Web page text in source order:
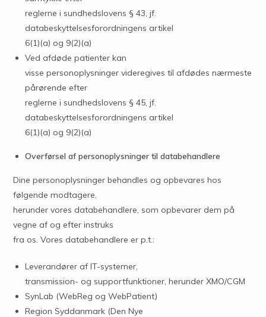
reglerne i sundhedslovens § 43, jf.
databeskyttelsesforordningens artikel
6(1)(a) og 9(2)(a)
Ved afdøde patienter kan
visse personoplysninger videregives til afdødes nærmeste
pårørende efter
reglerne i sundhedslovens § 45, jf.
databeskyttelsesforordningens artikel
6(1)(a) og 9(2)(a)
Overførsel af personoplysninger til databehandlere
Dine personoplysninger behandles og opbevares hos
følgende modtagere,
herunder vores databehandlere, som opbevarer dem på
vegne af og efter instruks
fra os. Vores databehandlere er p.t.:
Leverandører af IT-systemer,
transmission- og supportfunktioner, herunder XMO/CGM
SynLab (WebReg og WebPatient)
Region Syddanmark (Den Nye